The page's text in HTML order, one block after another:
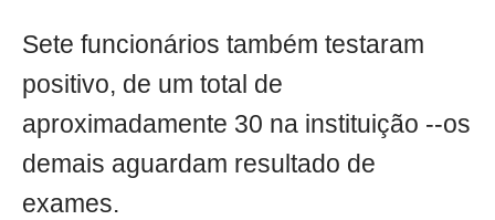
Sete funcionários também testaram
positivo, de um total de
aproximadamente 30 na instituição --os
demais aguardam resultado de
exames.